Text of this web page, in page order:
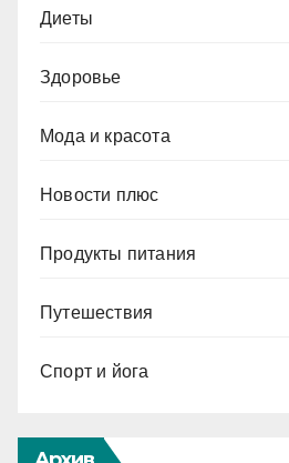
Диеты
Здоровье
Мода и красота
Новости плюс
Продукты питания
Путешествия
Спорт и йога